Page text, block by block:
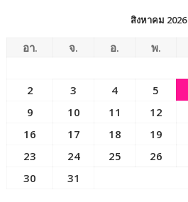
สิงหาคม 2026
อา. จ. อ. พ.
2
3 4 5
9
10 11 12
16
17 18 19
23
24 25 26
30
31